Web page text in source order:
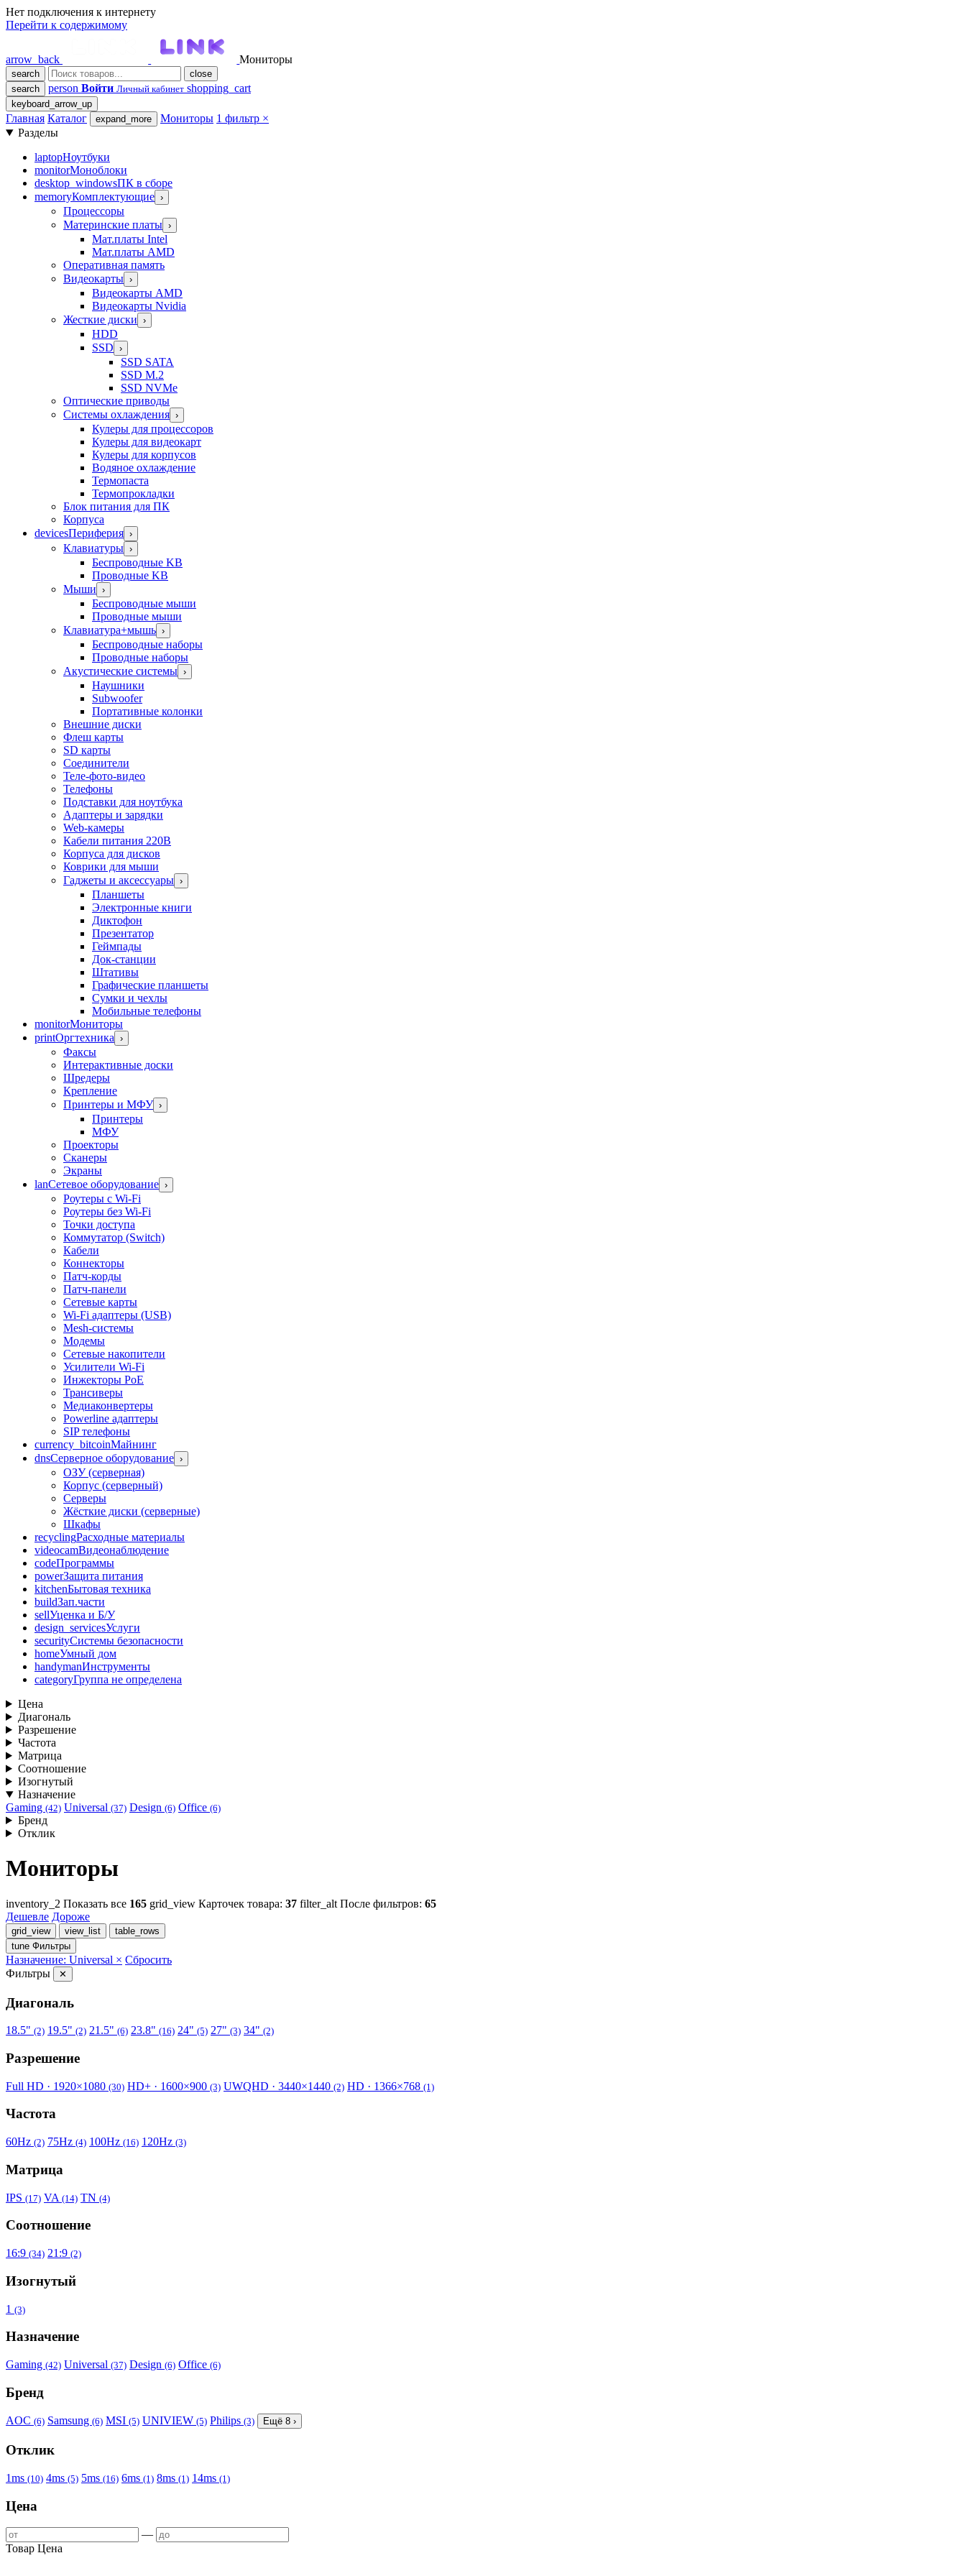
Нет подключения к интернету
Перейти к содержимому
arrow_back Мониторы
search
close
search
person Войти Личный кабинет shopping_cart
keyboard_arrow_up
Главная Каталог expand_more Мониторы 1 фильтр ×
Разделы
laptopНоутбуки
monitorМоноблоки
desktop_windowsПК в сборе
memoryКомплектующие ›
Процессоры
Материнские платы ›
Мат.платы Intel
Мат.платы AMD
Оперативная память
Видеокарты ›
Видеокарты AMD
Видеокарты Nvidia
Жесткие диски ›
HDD
SSD ›
SSD SATA
SSD M.2
SSD NVMe
Оптические приводы
Системы охлаждения ›
Кулеры для процессоров
Кулеры для видеокарт
Кулеры для корпусов
Водяное охлаждение
Термопаста
Термопрокладки
Блок питания для ПК
Корпуса
devicesПериферия ›
Клавиатуры ›
Беспроводные KB
Проводные KB
Мыши ›
Беспроводные мыши
Проводные мыши
Клавиатура+мышь ›
Беспроводные наборы
Проводные наборы
Акустические системы ›
Наушники
Subwoofer
Портативные колонки
Внешние диски
Флеш карты
SD карты
Соединители
Теле-фото-видео
Телефоны
Подставки для ноутбука
Адаптеры и зарядки
Web-камеры
Кабели питания 220В
Корпуса для дисков
Коврики для мыши
Гаджеты и аксессуары ›
Планшеты
Электронные книги
Диктофон
Презентатор
Геймпады
Док-станции
Штативы
Графические планшеты
Сумки и чехлы
Мобильные телефоны
monitorМониторы
printОргтехника ›
Факсы
Интерактивные доски
Шредеры
Крепление
Принтеры и МФУ ›
Принтеры
МФУ
Проекторы
Сканеры
Экраны
lanСетевое оборудование ›
Роутеры с Wi-Fi
Роутеры без Wi-Fi
Точки доступа
Коммутатор (Switch)
Кабели
Коннекторы
Патч-корды
Патч-панели
Сетевые карты
Wi-Fi адаптеры (USB)
Mesh-системы
Модемы
Сетевые накопители
Усилители Wi-Fi
Инжекторы PoE
Трансиверы
Медиаконвертеры
Powerline адаптеры
SIP телефоны
currency_bitcoinМайнинг
dnsСерверное оборудование ›
ОЗУ (серверная)
Корпус (серверный)
Серверы
Жёсткие диски (серверные)
Шкафы
recyclingРасходные материалы
videocamВидеонаблюдение
codeПрограммы
powerЗащита питания
kitchenБытовая техника
buildЗап.части
sellУценка и Б/У
design_servicesУслуги
securityСистемы безопасности
homeУмный дом
handymanИнструменты
categoryГруппа не определена
Цена
Диагональ
Разрешение
Частота
Матрица
Соотношение
Изогнутый
Назначение
Gaming (42) Universal (37) Design (6) Office (6)
Бренд
Отклик
Мониторы
inventory_2 Показать все 165 grid_view Карточек товара: 37 filter_alt После фильтров: 65
Дешевле Дороже
grid_view view_list
table_rows
tune Фильтры
Назначение: Universal × Сбросить
Фильтры
✕
Диагональ
18.5" (2) 19.5" (2) 21.5" (6) 23.8" (16) 24" (5) 27" (3) 34" (2)
Разрешение
Full HD · 1920×1080 (30) HD+ · 1600×900 (3) UWQHD · 3440×1440 (2) HD · 1366×768 (1)
Частота
60Hz (2) 75Hz (4) 100Hz (16) 120Hz (3)
Матрица
IPS (17) VA (14) TN (4)
Соотношение
16:9 (34) 21:9 (2)
Изогнутый
1 (3)
Назначение
Gaming (42) Universal (37) Design (6) Office (6)
Бренд
AOC (6) Samsung (6) MSI (5) UNIVIEW (5) Philips (3) Ещё 8 ›
Отклик
1ms (10) 4ms (5) 5ms (16) 6ms (1) 8ms (1) 14ms (1)
Цена
—
Товар Цена